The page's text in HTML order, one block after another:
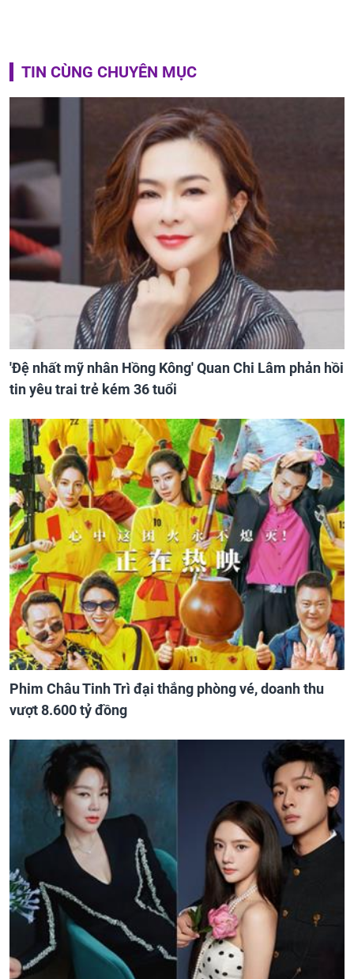
TIN CÙNG CHUYÊN MỤC
'Đệ nhất mỹ nhân Hồng Kông' Quan Chi Lâm phản hồi
tin yêu trai trẻ kém 36 tuổi
Phim Châu Tinh Trì đại thắng phòng vé, doanh thu
vượt 8.600 tỷ đồng